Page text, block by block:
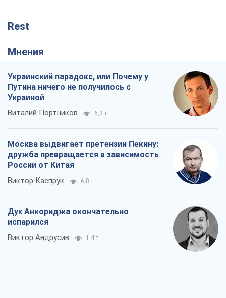
Rest
Мнения
Украинский парадокс, или Почему у
Путина ничего не получилось с
Украиной
Виталий Портников 6,3 т.
Москва выдвигает претензии Пекину:
дружба превращается в зависимость
России от Китая
Виктор Каспрук 6,8 т.
Дух Анкориджа окончательно
испарился
Виктор Андрусив 1,4 т.